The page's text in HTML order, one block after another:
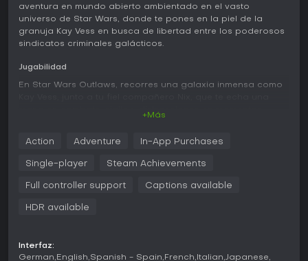
aventura en mundo abierto ambientado en el vasto
universo de Star Wars, donde te pones en la piel de la
granuja Kay Vess en busca de libertad entre los poderosos
sindicatos criminales galácticos.
Jugabilidad
En Star Wars Outlaws, recorres una galaxia inmensa como
ciudades bulliciosas hasta paisajes abiertos que surcas en
speeder. El combate combina tiroteos con bláster, gadgets
un sistema de reputación registra tus decisiones y alianzas
misiones disponibles y sus resultados. Pilotar la nave
enriquecen la acción. Las mecánicas ponen el énfasis en
decisiones de riesgo-recompensa, como infiltrarte en zonas
+Más
Action Adventure In-App Purchases
Single-player Steam Achievements
Full controller support Captions available
HDR available
Interfaz:
German English Spanish - Spain French Italian Japanese